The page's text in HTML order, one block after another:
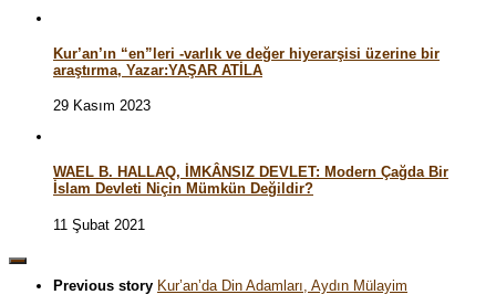
Kur’an’ın “en”leri -varlık ve değer hiyerarşisi üzerine bir
araştırma, Yazar:YAŞAR ATİLA
29 Kasım 2023
WAEL B. HALLAQ, İMKÂNSIZ DEVLET: Modern Çağda Bir
İslam Devleti Niçin Mümkün Değildir?
11 Şubat 2021
Previous story Kur’an’da Din Adamları, Aydın Mülayim